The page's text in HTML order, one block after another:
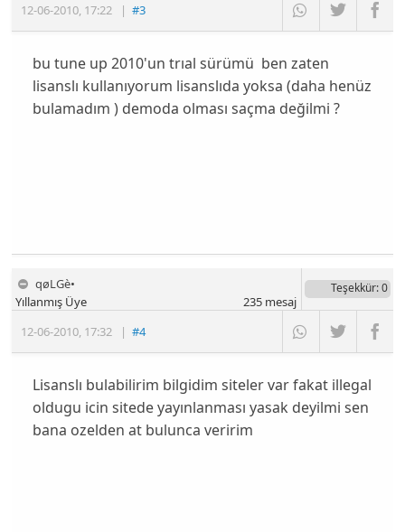
12-06-2010, 17:22 |#3
bu tune up 2010'un trıal sürümü ben zaten
lisanslı kullanıyorum lisanslıda yoksa (daha henüz
bulamadım ) demoda olması saçma değilmi ?
qøLGè•
12-06-2010, 17:32 |#4
Yıllanmış Üye
Teşekkür: 0
235mesaj
Lisanslı bulabilirim bilgidim siteler var fakat illegal
oldugu icin sitede yayınlanması yasak deyilmi sen
bana ozelden at bulunca veririm